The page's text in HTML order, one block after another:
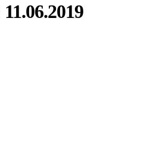
11.06.2019